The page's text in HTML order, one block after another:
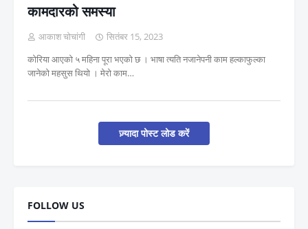
कामदारको समस्या
आकाश चोचांगी
सितंबर 15, 2023
कोरिया आएको ५ महिना पूरा भएको छ । भाषा त्यति नजानेपनी काम हल्काफुल्का
जानेको महसुस थियो । मेरो काम…
ज़्यादा पोस्ट लोड करें
FOLLOW US